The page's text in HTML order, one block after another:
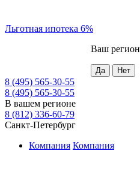
Льготная ипотека 6%
Ваш регион
8 (495) 565-30-55
8 (495) 565-30-55
В вашем регионе
8 (812) 336-60-79
Санкт-Петербург
Компания Компания